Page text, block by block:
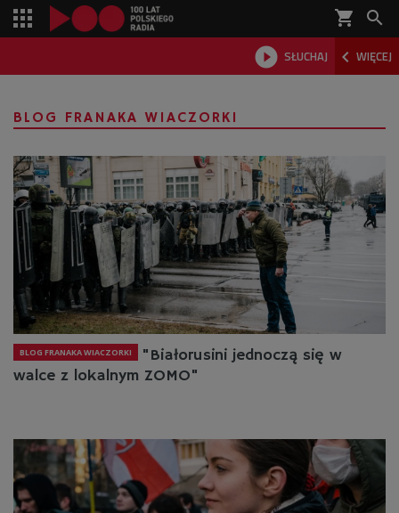
shopping_cart 
 SŁUCHAJ  WIĘCEJ

BLOG FRANAKA WIACZORKI
BLOG FRANAKA WIACZORKI
"Białorusini jednoczą się w
walce z lokalnym ZOMO"